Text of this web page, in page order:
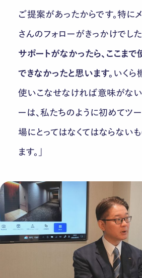
ご提案があったからです。特に
さんのフォローがきっかけでした
サポートがなかったら、ここまで
できなかったと思います。 いくら
使いこなせなければ意味がない
ーは、私たちのように初めてツ
場にとってはなくてはならない
ます。」